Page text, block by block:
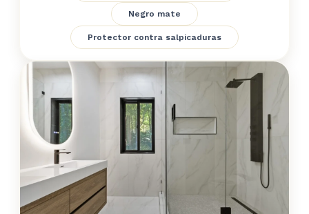
Negro mate
Protector contra salpicaduras